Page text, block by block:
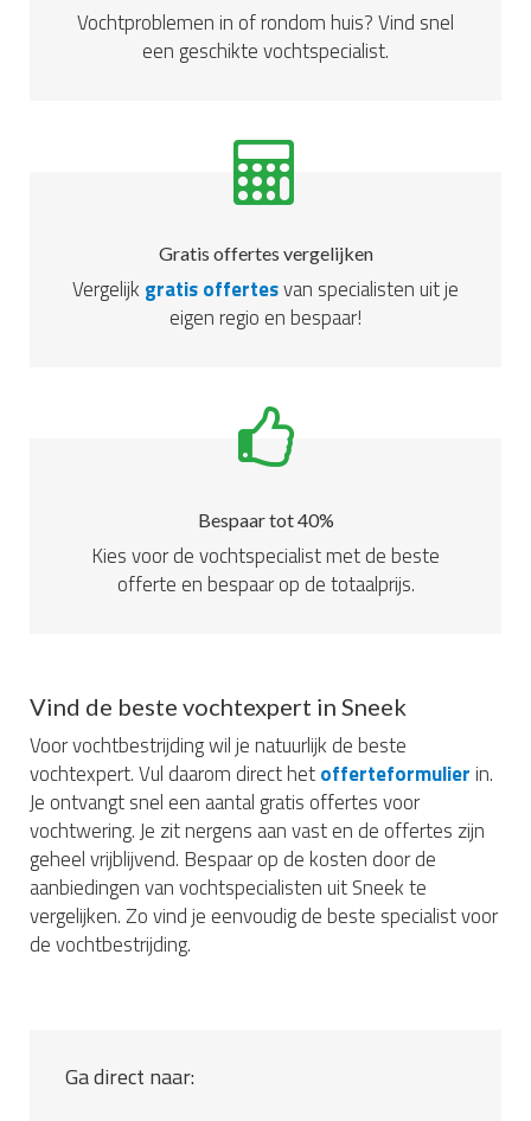
Vochtproblemen in of rondom huis? Vind snel
een geschikte vochtspecialist.
Gratis offertes vergelijken
Vergelijk gratis offertesvan specialisten uit je
eigen regio en bespaar!
Bespaar tot 40%
Kies voor de vochtspecialist met de beste
offerte en bespaar op de totaalprijs.
Vind de beste vochtexpert in Sneek
Voor vochtbestrijding wil je natuurlijk de beste
vochtexpert. Vul daarom direct hetofferteformulier in.
Je ontvangt snel een aantal gratis offertes voor
vochtwering. Je zit nergens aan vast en de offertes zijn
geheel vrijblijvend. Bespaar op de kosten door de
aanbiedingen van vochtspecialisten uit Sneek te
vergelijken. Zo vind je eenvoudig de beste specialist voor
de vochtbestrijding.
Ga direct naar: